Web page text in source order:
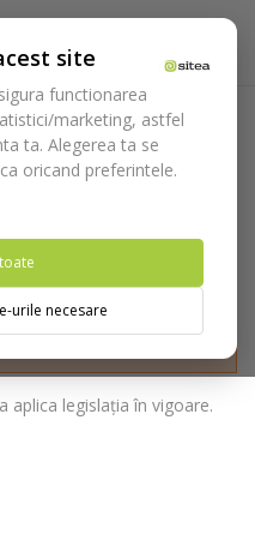
site
functionarea
marketing, astfel
ta. Alegerea ta se
oricand preferintele.
urile necesare
returnare
care accesati website-ul
aplica legislația în vigoare.